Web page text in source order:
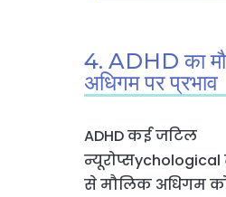
4. ADHD का
अधिगम पर प्रभाव
ADHD कई जटिल
न्यूरोप्सychological
से मौलिक अधिगम